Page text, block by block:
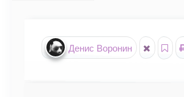
Денис Воронин